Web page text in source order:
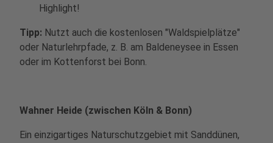
Highlight!
Tipp: Nutzt auch die kostenlosen "Waldspielplätze"
oder Naturlehrpfade, z. B. am Baldeneysee in Essen
oder im Kottenforst bei Bonn.
Wahner Heide (zwischen Köln & Bonn)
Ein einzigartiges Naturschutzgebiet mit Sanddünen,